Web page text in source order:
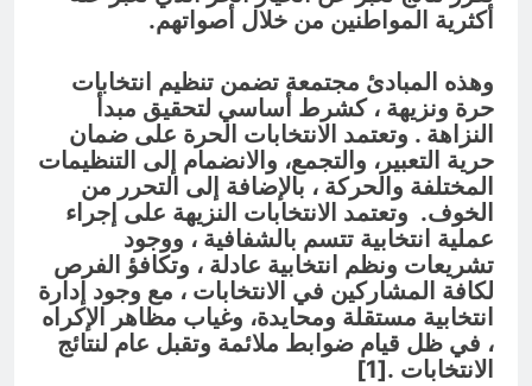
أكثرية المواطنين من خلال أصواتهم.
وهذه المبادئ مجتمعة تضمن تنظيم انتخابات
حرة ونزيهة ، كشرط أساسي لتحقيق مبدأ
النزاهة . وتعتمد الانتخابات الحرة على ضمان
حرية التعبير، والتجمع، والانضمام إلى التنظيمات
المختلفة والحركة ، بالإضافة إلى التحرر من
الخوف. وتعتمد الانتخابات النزيهة على إجراء
عملية انتخابية تتسم بالشفافية ، ووجود
تشريعات ونظم انتخابية عادلة ، وتكافؤ الفرص
لكافة المشاركين في الانتخابات ، مع وجود إدارة
انتخابية مستقلة ومحايدة، وغياب مظاهر الإكراه
، في ظل قيام ضوابط ملائمة وتقبل عام لنتائج
الانتخابات .[1]